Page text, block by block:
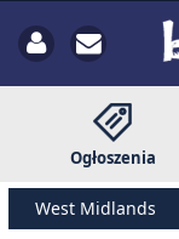
Ogłoszenia
West Midlands